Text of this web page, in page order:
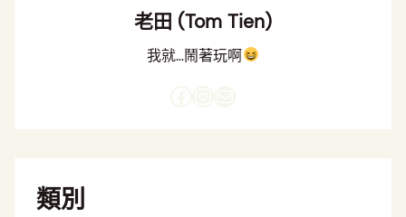
老田 (Tom Tien)
我就…鬧著玩啊
類別